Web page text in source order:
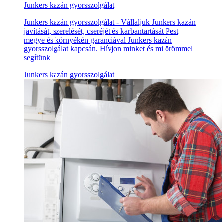
Junkers kazán gyorsszolgálat
Junkers kazán gyorsszolgálat - Vállaljuk Junkers kazán
javítását, szerelését, cseréjét és karbantartását Pest
megye és környékén garanciával Junkers kazán
gyorsszolgálat kapcsán. Hívjon minket és mi örömmel
segítünk
Junkers kazán gyorsszolgálat